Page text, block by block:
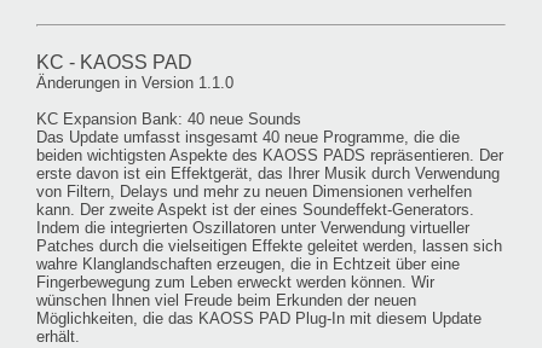
KC - KAOSS PAD
Änderungen in Version 1.1.0
KC Expansion Bank: 40 neue Sounds
Das Update umfasst insgesamt 40 neue Programme, die die
beiden wichtigsten Aspekte des KAOSS PADS repräsentieren. Der
erste davon ist ein Effektgerät, das Ihrer Musik durch Verwendung
von Filtern, Delays und mehr zu neuen Dimensionen verhelfen
kann. Der zweite Aspekt ist der eines Soundeffekt-Generators.
Indem die integrierten Oszillatoren unter Verwendung virtueller
Patches durch die vielseitigen Effekte geleitet werden, lassen sich
wahre Klanglandschaften erzeugen, die in Echtzeit über eine
Fingerbewegung zum Leben erweckt werden können. Wir
wünschen Ihnen viel Freude beim Erkunden der neuen
Möglichkeiten, die das KAOSS PAD Plug-In mit diesem Update
erhält.